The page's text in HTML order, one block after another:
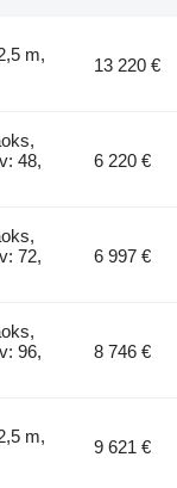
m,
13 220 €
48,
6 220 €
72,
6 997 €
96,
8 746 €
m,
9 621 €